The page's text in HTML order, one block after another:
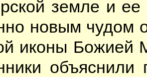
зем­ле и ее
но­вым чу­дом
ико­ны Бо­жи­ей
объ­яс­ни­ли